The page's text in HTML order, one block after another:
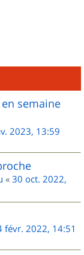
semaine
2023, 13:59
« 30 oct. 2022,
févr. 2022, 14:51